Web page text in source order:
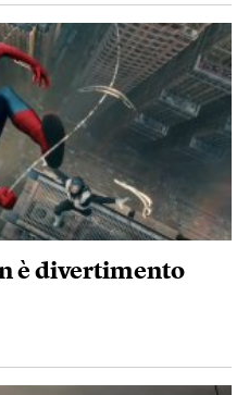
è divertimento